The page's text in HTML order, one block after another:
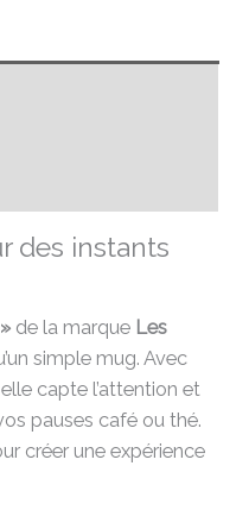
des instants
de la marque Les
simple mug. Avec
capte l’attention et
pauses café ou thé.
créer une expérience